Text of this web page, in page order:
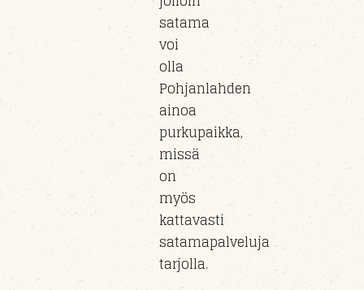
satama
voi
olla
Pohjanlahden
ainoa
purkupaikka,
missä
on
myös
kattavasti
satamapalveluja
tarjolla.